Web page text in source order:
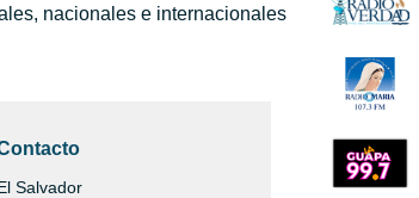
nacionales e internacionales
Salvador